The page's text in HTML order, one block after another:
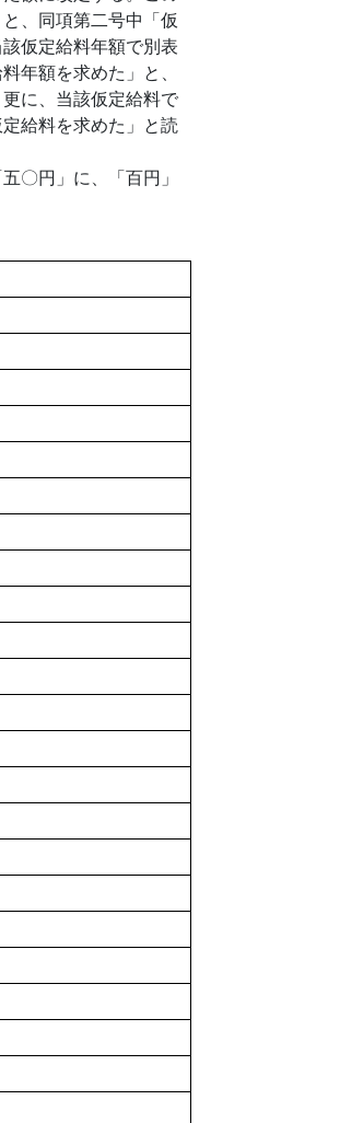
、同項第二号中「仮
仮定給料年額で別表
年額を求めた」と、
に、当該仮定給料で
給料を求めた」と読
〇円」に、「百円」